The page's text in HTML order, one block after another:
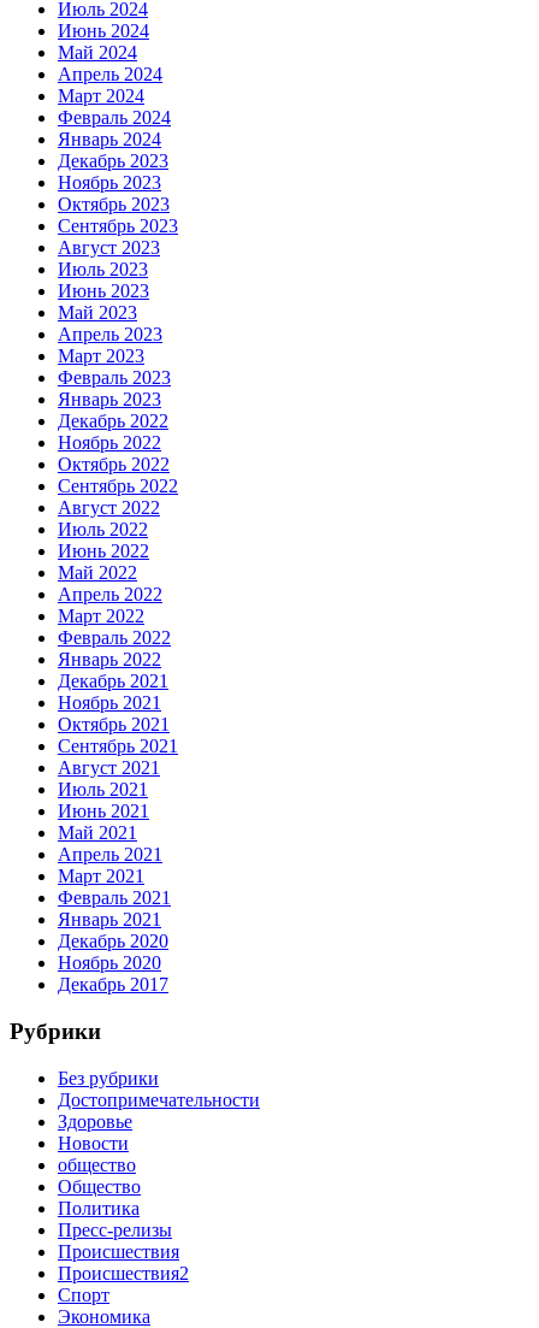
Июль 2024
Июнь 2024
Май 2024
Апрель 2024
Март 2024
Февраль 2024
Январь 2024
Декабрь 2023
Ноябрь 2023
Октябрь 2023
Сентябрь 2023
Август 2023
Июль 2023
Июнь 2023
Май 2023
Апрель 2023
Март 2023
Февраль 2023
Январь 2023
Декабрь 2022
Ноябрь 2022
Октябрь 2022
Сентябрь 2022
Август 2022
Июль 2022
Июнь 2022
Май 2022
Апрель 2022
Март 2022
Февраль 2022
Январь 2022
Декабрь 2021
Ноябрь 2021
Октябрь 2021
Сентябрь 2021
Август 2021
Июль 2021
Июнь 2021
Май 2021
Апрель 2021
Март 2021
Февраль 2021
Январь 2021
Декабрь 2020
Ноябрь 2020
Декабрь 2017
Рубрики
Без рубрики
Достопримечательности
Здоровье
Новости
общество
Общество
Политика
Пресс-релизы
Происшествия
Происшествия2
Спорт
Экономика